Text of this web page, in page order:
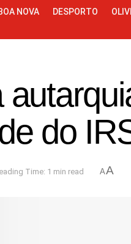
NOVA DESPORTO
do
Time: 1 min read AA